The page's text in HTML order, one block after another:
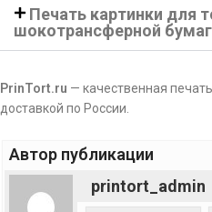
Печать картинки для
шокотрансферной
PrinTort.ru — качественная
доставкой по России.
Автор публикации
printort_admin